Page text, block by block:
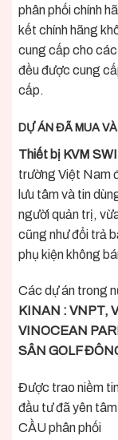
phân phối chính
kết chính hãng
cung cấp cho
đều được cung
cấp.
DỰ ÁN ĐÃ MUA
Thiết bị KVM
trường Việt Nam
lưu tâm và tin
người quản trị,
cũng như đổi trả
phụ kiện không
Các dự án trong
KINAN : VNPT,
VINOCEAN
SÂN GOLF
Được trao niềm
đầu tư đã yên
CẦU phân phối